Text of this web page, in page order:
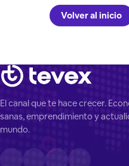
Volver al inicio
El canal que te hace crecer.
sanas, emprendimiento y
mundo.